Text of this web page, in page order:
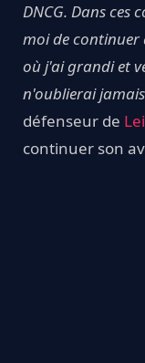
DNCG. Dans ces
moi de continuer
où j'ai grandi et
n'oublierai
défenseur de
continuer son